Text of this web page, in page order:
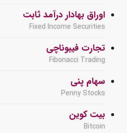
اوراق بهادار درآمد ثابت
Fixed Income Securities
تجارت فیبوناچی
Fibonacci Trading
سهام پنی
Penny Stocks
بیت کوین
Bitcoin